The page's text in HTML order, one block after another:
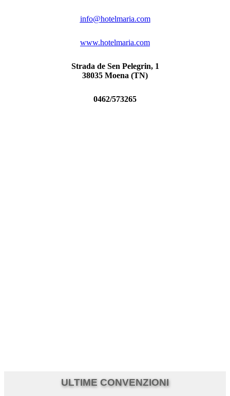
info@hotelmaria.com
www.hotelmaria.com
Strada de Sen Pelegrin, 1
38035 Moena (TN)
0462/573265
ULTIME CONVENZIONI